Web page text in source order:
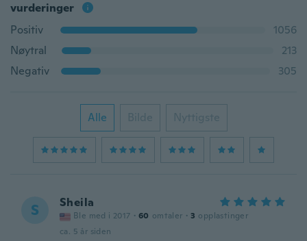
vurderinger
Positiv
1056
Nøytral
213
Negativ
305
Alle Bilde Nyttigste
S Sheila
Ble med i 2017 · 60 omtaler · 3 opplastinger
ca. 5 år siden